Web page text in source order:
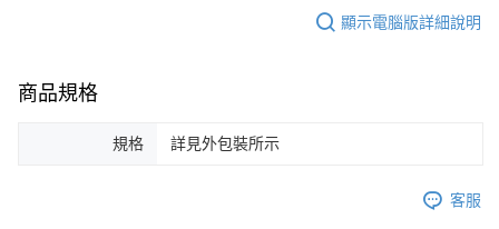
顯示電腦版詳細說明
商品規格
規格 詳見外包裝所示
客服